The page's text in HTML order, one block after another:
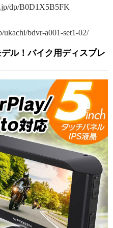
dp/B0D1X5B5FK
ukachi/bdvr-a001-set1-02/
ル！バイク用ディスプレ